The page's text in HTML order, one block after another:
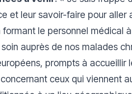
et leur savoir-faire pour
le personnel médical
auprès de nos malades
prompts à accueillir
ceux qui viennent